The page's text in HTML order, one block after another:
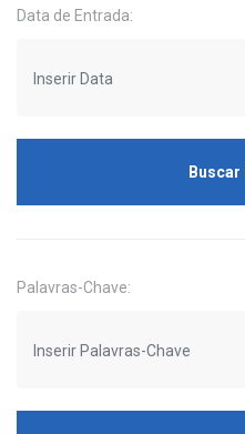
Data de Entrada:
Buscar
Palavras-Chave: